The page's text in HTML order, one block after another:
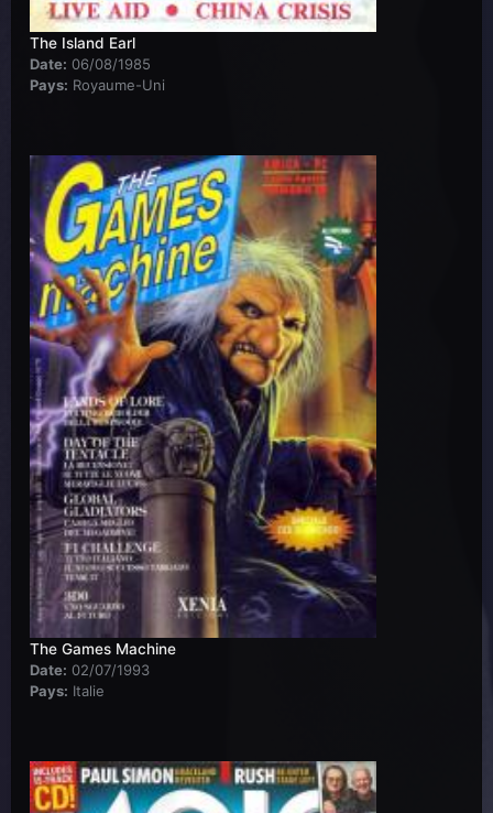
The Island Earl
Date: 06/08/1985
Pays: Royaume-Uni
The Games Machine
Date: 02/07/1993
Pays: Italie